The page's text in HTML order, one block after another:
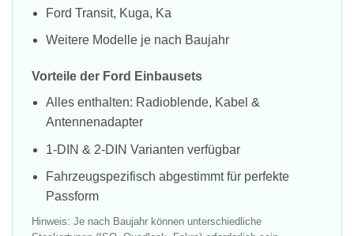
Ford Transit, Kuga, Ka
Weitere Modelle je nach Baujahr
Vorteile der Ford Einbausets
Alles enthalten: Radioblende, Kabel &
Antennenadapter
1-DIN & 2-DIN Varianten verfügbar
Fahrzeugspezifisch abgestimmt für perfekte
Passform
Hinweis: Je nach Baujahr können unterschiedliche